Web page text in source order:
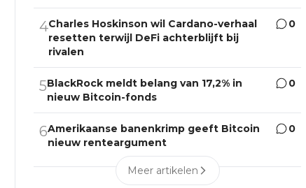
4Charles Hoskinson wil Cardano-verhaal
resetten terwijl DeFi achterblijft bij
rivalen
0
5BlackRock meldt belang van 17,2% in
nieuw Bitcoin-fonds
0
6Amerikaanse banenkrimp geeft Bitcoin
nieuw renteargument
0
Meer artikelen